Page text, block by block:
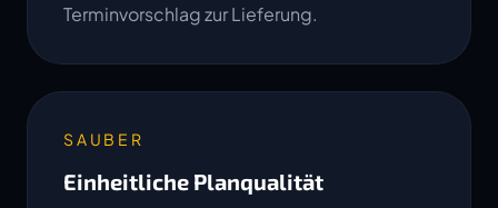
Terminvorschlag zur Lieferung.
SAUBER
Einheitliche Planqualität